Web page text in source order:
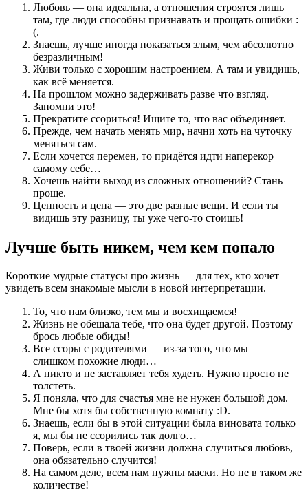
Любовь — она идеальна, а отношения строятся лишь
там, где люди способны признавать и прощать ошибки :
(.
Знаешь, лучше иногда показаться злым, чем абсолютно
безразличным!
Живи только с хорошим настроением. А там и увидишь,
как всё меняется.
На прошлом можно задерживать разве что взгляд.
Запомни это!
Прекратите ссориться! Ищите то, что вас объединяет.
Прежде, чем начать менять мир, начни хоть на чуточку
меняться сам.
Если хочется перемен, то придётся идти наперекор
самому себе…
Хочешь найти выход из сложных отношений? Стань
проще.
Ценность и цена — это две разные вещи. И если ты
видишь эту разницу, ты уже чего-то стоишь!
Лучше быть никем, чем кем попало
Короткие мудрые статусы про жизнь — для тех, кто хочет
увидеть всем знакомые мысли в новой интерпретации.
То, что нам близко, тем мы и восхищаемся!
Жизнь не обещала тебе, что она будет другой. Поэтому
брось любые обиды!
Все ссоры с родителями — из-за того, что мы —
слишком похожие люди…
А никто и не заставляет тебя худеть. Нужно просто не
толстеть.
Я поняла, что для счастья мне не нужен большой дом.
Мне бы хотя бы собственную комнату :D.
Знаешь, если бы в этой ситуации была виновата только
я, мы бы не ссорились так долго…
Поверь, если в твоей жизни должна случиться любовь,
она обязательно случится!
На самом деле, всем нам нужны маски. Но не в таком же
количестве!